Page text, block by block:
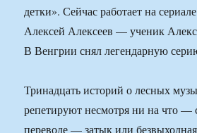
детки». Сейчас работает на
Алексей Алексеев — ученик
В Венгрии снял легендарную
Тринадцать историй о лесных
репетируют несмотря ни на что —
переводе — затык или